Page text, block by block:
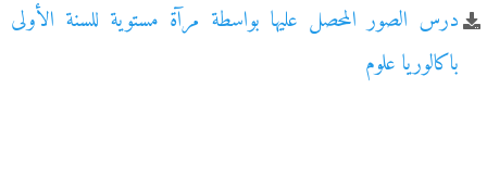
درس الصور المحصل عليها بواسطة مرآة مستوية للسنة الأولى
باكالوريا علوم